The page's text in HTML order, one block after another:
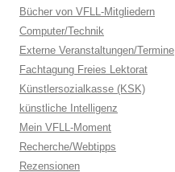
Bücher von VFLL-Mitgliedern
Computer/Technik
Externe Veranstaltungen/Termine
Fachtagung Freies Lektorat
Künstlersozialkasse (KSK)
künstliche Intelligenz
Mein VFLL-Moment
Recherche/Webtipps
Rezensionen